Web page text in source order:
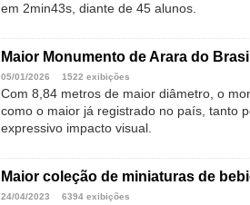
em 2min43s, diante de 45 alunos.
Maior Monumento de Arara do
05/01/2026 1522 exibições
Com 8,84 metros de maior diâmetro, o
como o maior já registrado no país, tanto
expressivo impacto visual.
Maior coleção de miniaturas de
24/04/2023 6394 exibições